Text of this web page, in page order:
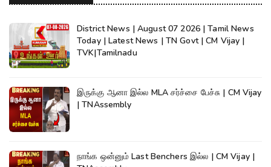
District News | August 07 2026 | Tamil News
Today | Latest News | TN Govt | CM Vijay |
TVK|Tamilnadu
இருக்கு ஆனா இல்ல MLA சர்ச்சை பேச்சு | CM Vijay
| TNAssembly
நாங்க ஒன்னும் Last Benchers இல்ல | CM Vijay |